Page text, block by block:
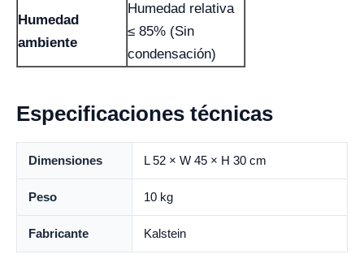
Humedad
ambiente
Humedad relativa
≤ 85% (Sin
condensación)
Especificaciones técnicas
Dimensiones L 52 × W 45 × H 30 cm
Peso 10 kg
Fabricante Kalstein